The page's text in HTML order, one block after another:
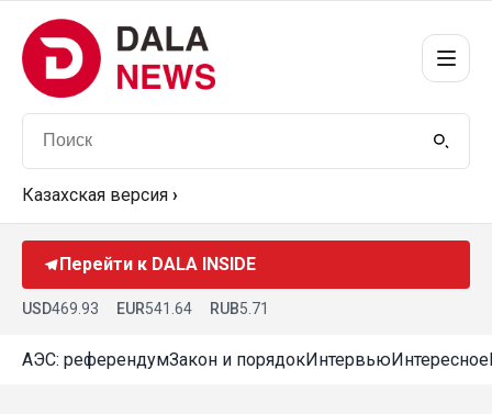
Казахская версия ›
Перейти к DALA INSIDE
USD469.93 EUR541.64 RUB5.71
АЭС: референдумЗакон и порядокИнтервьюИнтересное